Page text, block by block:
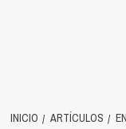
INICIO ARTÍCULOS